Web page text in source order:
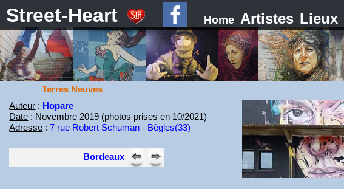
Street-Heart Home Artistes Lieux
Terres Neuves
Auteur : Hopare
Date : Novembre 2019 (photos prises en 10/2021)
Adresse :7 rue Robert Schuman - Bègles(33)
Bordeaux